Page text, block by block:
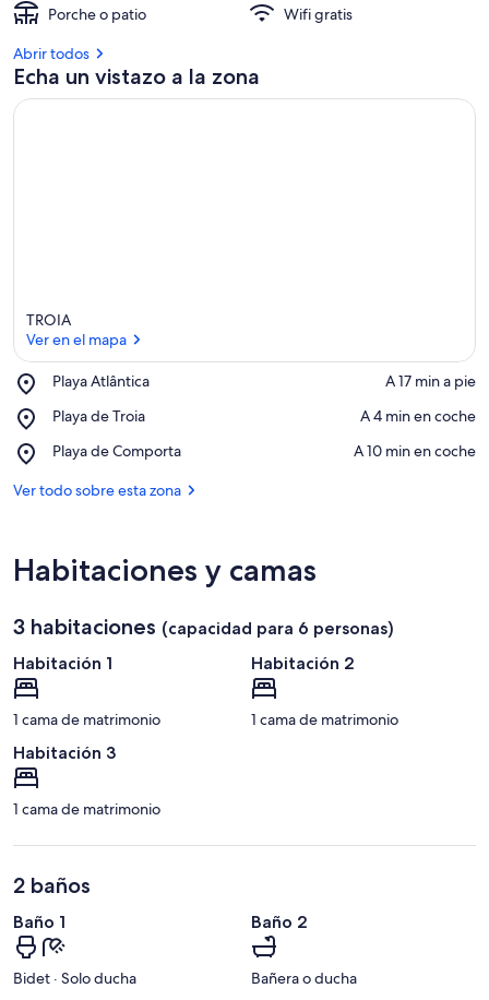
Porche o patio
Wifi gratis
Abrir todos
Echa un vistazo a la zona
TROIA
Ver en el mapa
Playa Atlântica
Place,
Atlântica
‪A 17 min a pie‬
Playa de Troia
Place,
de
‪A 4 min en coche‬
Playa de Comporta
Place,
de
‪A 10 min en coche‬
Ver todo sobre esta zona
Habitaciones y camas
3 habitaciones (capacidad para 6 personas)
Habitación 1
1 cama de matrimonio
Habitación 2
1 cama de matrimonio
Habitación 3
1 cama de matrimonio
2 baños
Baño 1
Bidet · Solo ducha
Baño 2
Bañera o ducha